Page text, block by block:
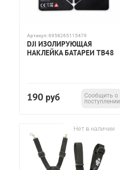
Артикул:6958265115479
DJI ИЗОЛИРУЮЩАЯ
НАКЛЕЙКА БАТАРЕИ TB48
190 руб
Сообщить о
поступлении
Нет в наличии